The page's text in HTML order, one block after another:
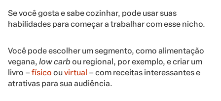
Se você gosta e sabe cozinhar, pode usar suas
habilidades para começar a trabalhar com esse nicho.
Você pode escolher um segmento, como alimentação
vegana, low carbou regional, por exemplo, e criar um
livro –físico ouvirtual – com receitas interessantes e
atrativas para sua audiência.